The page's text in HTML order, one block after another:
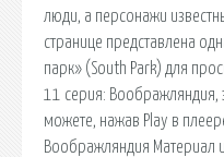
люди, а персонажи
странице представлена
парк» (South Park) для
11 серия: Воображляндия,
можете, нажав Play в
Воображляндия Материал